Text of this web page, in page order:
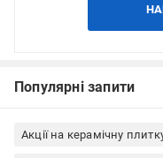
Популярні запити
Акції на керамічну